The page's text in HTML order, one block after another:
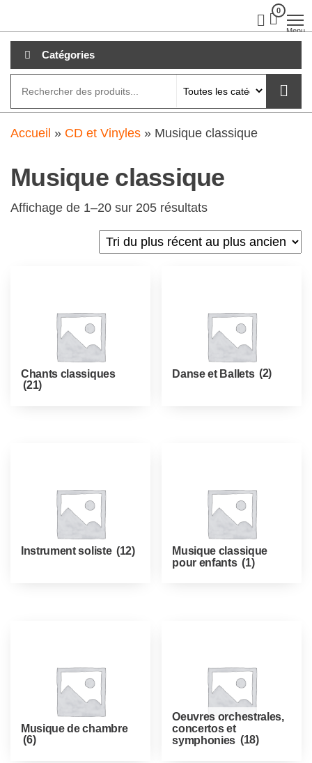
au
contenu
0
Menu
Catégories
Accueil » CD et Vinyles » Musique classique
Musique classique
Affichage de 1–20 sur 205 résultats
Chants classiques
(21)
Danse et Ballets (2)
Instrument soliste (12)
Musique classique
pour enfants (1)
Musique de chambre
(6)
Oeuvres orchestrales,
concertos et
symphonies (18)